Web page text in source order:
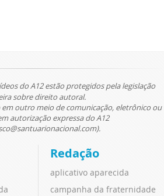
do A12 estão protegidos pela legislação
sobre direito autoral.
outro meio de comunicação, eletrônico ou
autorização expressa do A12
Redação
aplicativo aparecida
campanha da fraternidade